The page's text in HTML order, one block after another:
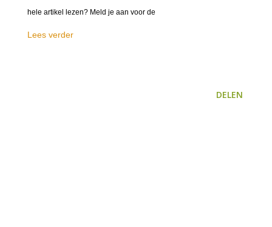
hele artikel lezen? Meld je aan voor de
Lees verder
DELEN